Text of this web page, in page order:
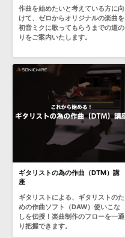
作曲を始めたいと考えている方に向
けて、ゼロからオリジナルの楽曲を
初音ミクに歌ってもらうまでの道の
りをご案内いたします。
ギタリストの為の作曲（DTM）講
座
ギタリストによる、ギタリストのた
めの作曲ソフト（DAW）使いこな
しを伝授！楽曲制作のフローを一通
り把握できます。